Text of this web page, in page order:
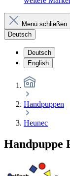
Menü schließen
Deutsch
Deutsch
English
Handpuppen
Heunec
Handpuppe